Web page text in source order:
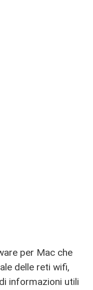
per Mac che
delle reti wifi,
informazioni utili